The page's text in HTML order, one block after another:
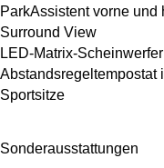
ParkAssistent vorne und
Surround View
LED-Matrix-Scheinwerfer
Abstandsregeltempostat
Sportsitze
Sonderausstattungen